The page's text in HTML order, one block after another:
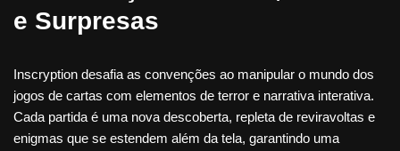
e Surpresas
Inscryption desafia as convenções ao manipular o mundo dos
jogos de cartas com elementos de terror e narrativa interativa.
Cada partida é uma nova descoberta, repleta de reviravoltas e
enigmas que se estendem além da tela, garantindo uma